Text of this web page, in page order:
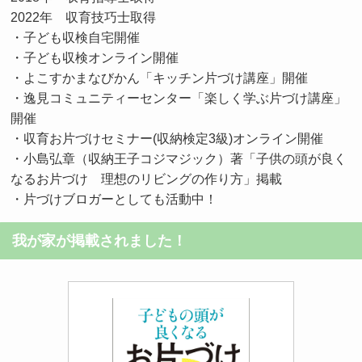
2022年 収育技巧士取得
・子ども収検自宅開催
・子ども収検オンライン開催
・よこすかまなびかん「キッチン片づけ講座」開催
・逸見コミュニティーセンター「楽しく学ぶ片づけ講座」
開催
・収育お片づけセミナー(収納検定3級)オンライン開催
・小島弘章（収納王子コジマジック）著「子供の頭が良く
なるお片づけ 理想のリビングの作り方」掲載
・片づけブロガーとしても活動中！
我が家が掲載されました！